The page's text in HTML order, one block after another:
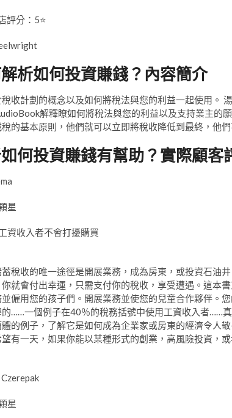
評分：5⭐
析如何投資賺錢？內容簡介
收計劃的概念以及如何將稅法與您的利益一起使用。
解釋瞭如何將稅法與您的利益以及支持業主的
的基本原則，他們就可以立即將稅收降低到最終，他
何投資賺錢有幫助？實際顧客
星
資收入者不會打擾購買
稅收的唯一途徑是開展業務，成為房東，或投資石油
就會付出幸運，只需支付你的稅收，享受遭遇。這本
僱用您的孩子們。開展業務並使您的兒童合作夥伴。
……一個例子在40％的稅務括號中使用工資收入者……
的例子，了解它是如何成為企業家或房東的經濟令人
有一天，如果你能以某種形式的創業，高風險投資，
星